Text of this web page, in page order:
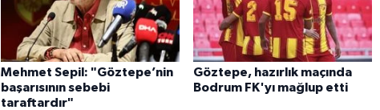
Mehmet Sepil: "Göztepe’nin
başarısının sebebi
taraftardır"
Göztepe, hazırlık maçında
Bodrum FK'yı mağlup etti